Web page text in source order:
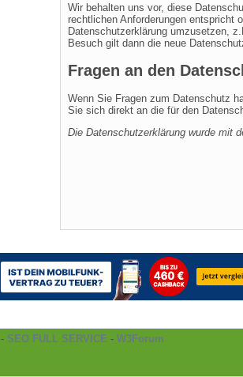
Wir behalten uns vor, diese
rechtlichen Anforderungen entspricht
Datenschutzerklärung umzusetzen,
Besuch gilt dann die neue
Fragen an den
Wenn Sie Fragen zum Datenschutz
Sie sich direkt an die für den
Die Datenschutzerklärung wurde mit
- SEO FULL SERVICE - W3Forum